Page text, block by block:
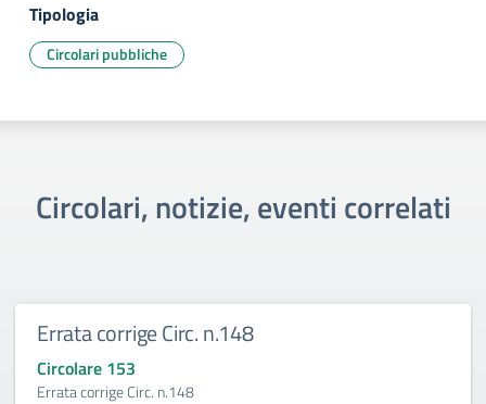
Tipologia
Circolari pubbliche
Circolari, notizie, eventi correlati
Errata corrige Circ. n.148
Circolare 153
Errata corrige Circ. n.148